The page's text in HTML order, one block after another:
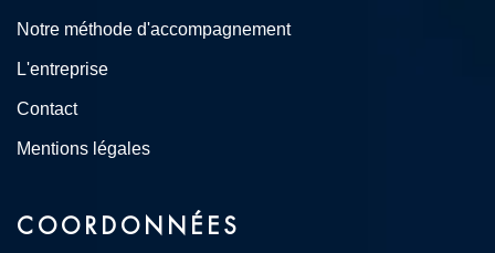
Notre méthode d'accompagnement
L'entreprise
Contact
Mentions légales
COORDONNÉES